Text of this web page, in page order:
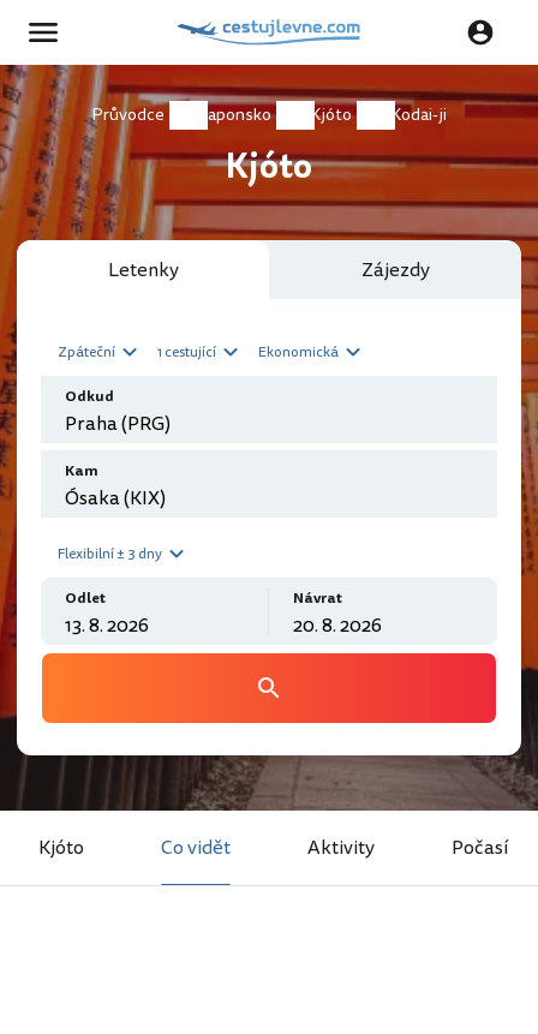
Průvodce Japonsko Kjóto Kodai-ji
Kjóto
Letenky Zájezdy
Zpáteční 1 cestující Ekonomická
Odkud
Kam
Flexibilní ± 3 dny
Odlet Návrat
Kjóto Co vidět Aktivity Počasí